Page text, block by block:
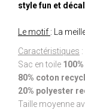
style fun et
Le motif : La
Caractéristiques :
Sac en toile
80% coton
20% polyester
Taille moyenne